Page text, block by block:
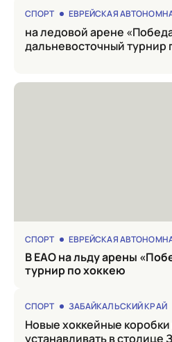
СПОРТ ЕВРЕЙСКАЯ АВТОНОМНАЯ
на ледовой арене
дальневосточный турнир
СПОРТ ЕВРЕЙСКАЯ АВТОНОМНАЯ
в ЕАО на льду арены «Победа» состоится
турнир по хоккею
СПОРТ ЗАБАЙКАЛЬСКИЙ КРАЙ
Новые хоккейные
устанавливать в столице